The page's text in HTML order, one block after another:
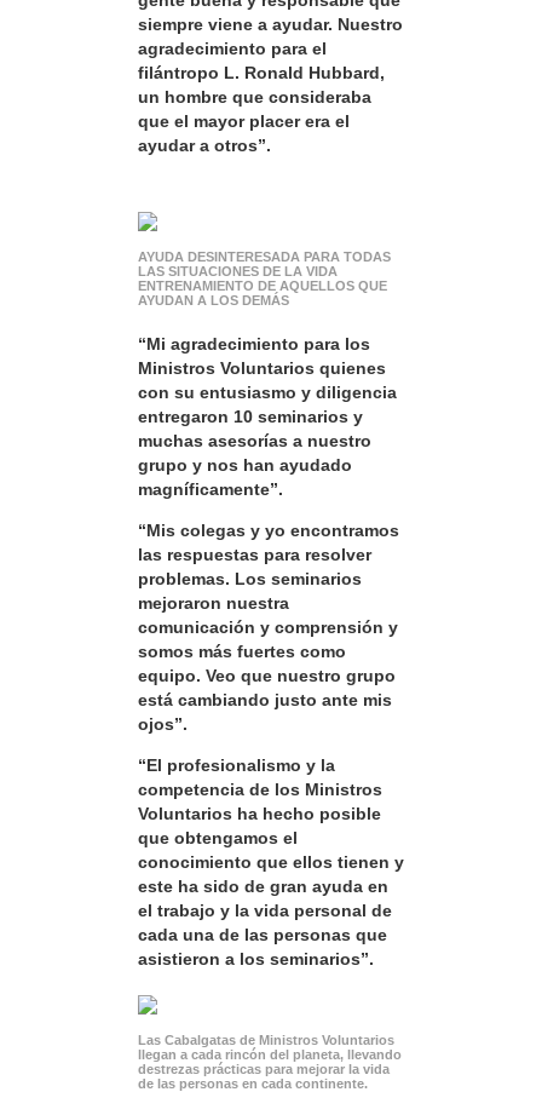
siempre viene a ayudar. Nuestro
agradecimiento para el
filántropo L. Ronald Hubbard,
un hombre que consideraba
que el mayor placer era el
ayudar a otros”.
AYUDA DESINTERESADA PARA TODAS
LAS SITUACIONES DE LA VIDA
ENTRENAMIENTO DE AQUELLOS QUE
AYUDAN A LOS DEMÁS
“Mi agradecimiento para los
Ministros Voluntarios quienes
con su entusiasmo y diligencia
entregaron 10 seminarios y
muchas asesorías a nuestro
grupo y nos han ayudado
magníficamente”.
“Mis colegas y yo encontramos
las respuestas para resolver
problemas. Los seminarios
mejoraron nuestra
comunicación y comprensión y
somos más fuertes como
equipo. Veo que nuestro grupo
está cambiando justo ante mis
ojos”.
“El profesionalismo y la
competencia de los Ministros
Voluntarios ha hecho posible
que obtengamos el
conocimiento que ellos tienen y
este ha sido de gran ayuda en
el trabajo y la vida personal de
cada una de las personas que
asistieron a los seminarios”.
Las Cabalgatas de Ministros Voluntarios
llegan a cada rincón del planeta, llevando
destrezas prácticas para mejorar la vida
de las personas en cada continente.